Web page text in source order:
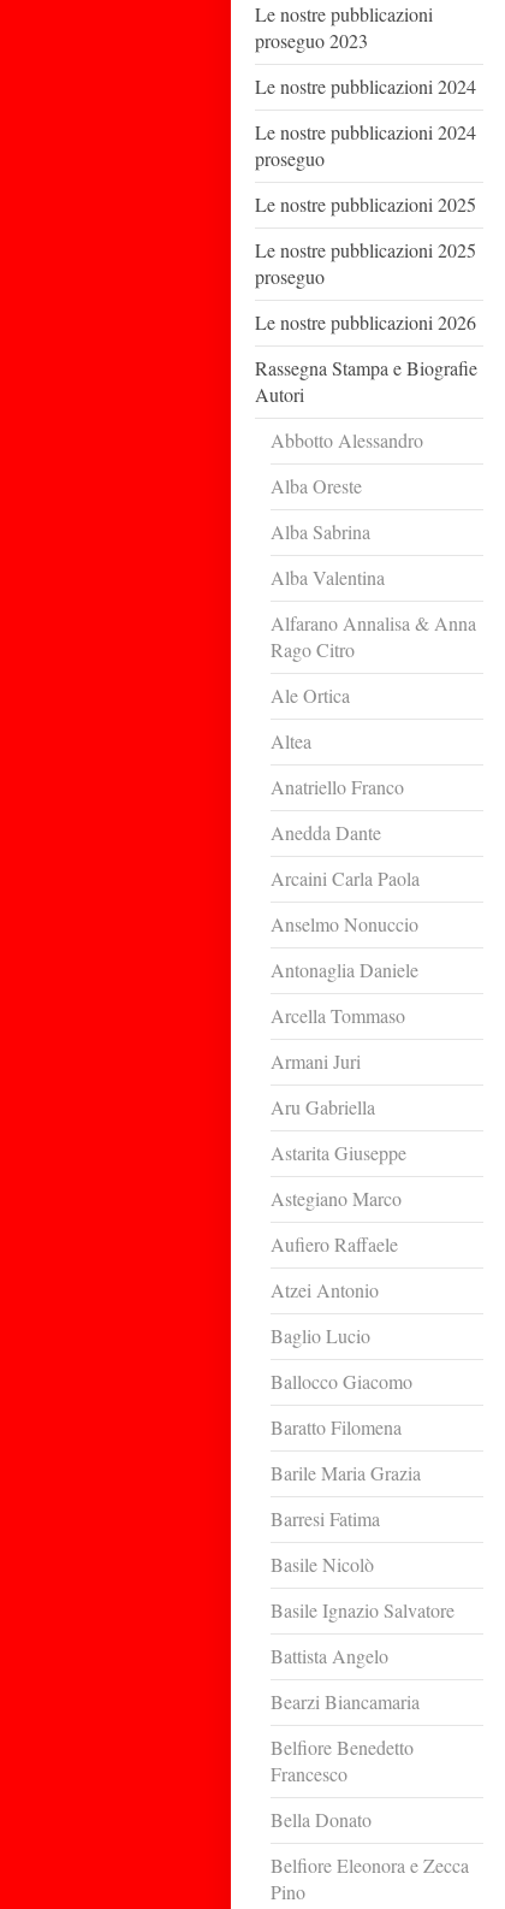
Le nostre pubblicazioni
proseguo 2023
Le nostre pubblicazioni 2024
Le nostre pubblicazioni 2024
proseguo
Le nostre pubblicazioni 2025
Le nostre pubblicazioni 2025
proseguo
Le nostre pubblicazioni 2026
Rassegna Stampa e Biografie
Autori
Abbotto Alessandro
Alba Oreste
Alba Sabrina
Alba Valentina
Alfarano Annalisa & Anna
Rago Citro
Ale Ortica
Altea
Anatriello Franco
Anedda Dante
Arcaini Carla Paola
Anselmo Nonuccio
Antonaglia Daniele
Arcella Tommaso
Armani Juri
Aru Gabriella
Astarita Giuseppe
Astegiano Marco
Aufiero Raffaele
Atzei Antonio
Baglio Lucio
Ballocco Giacomo
Baratto Filomena
Barile Maria Grazia
Barresi Fatima
Basile Nicolò
Basile Ignazio Salvatore
Battista Angelo
Bearzi Biancamaria
Belfiore Benedetto
Francesco
Bella Donato
Belfiore Eleonora e Zecca
Pino